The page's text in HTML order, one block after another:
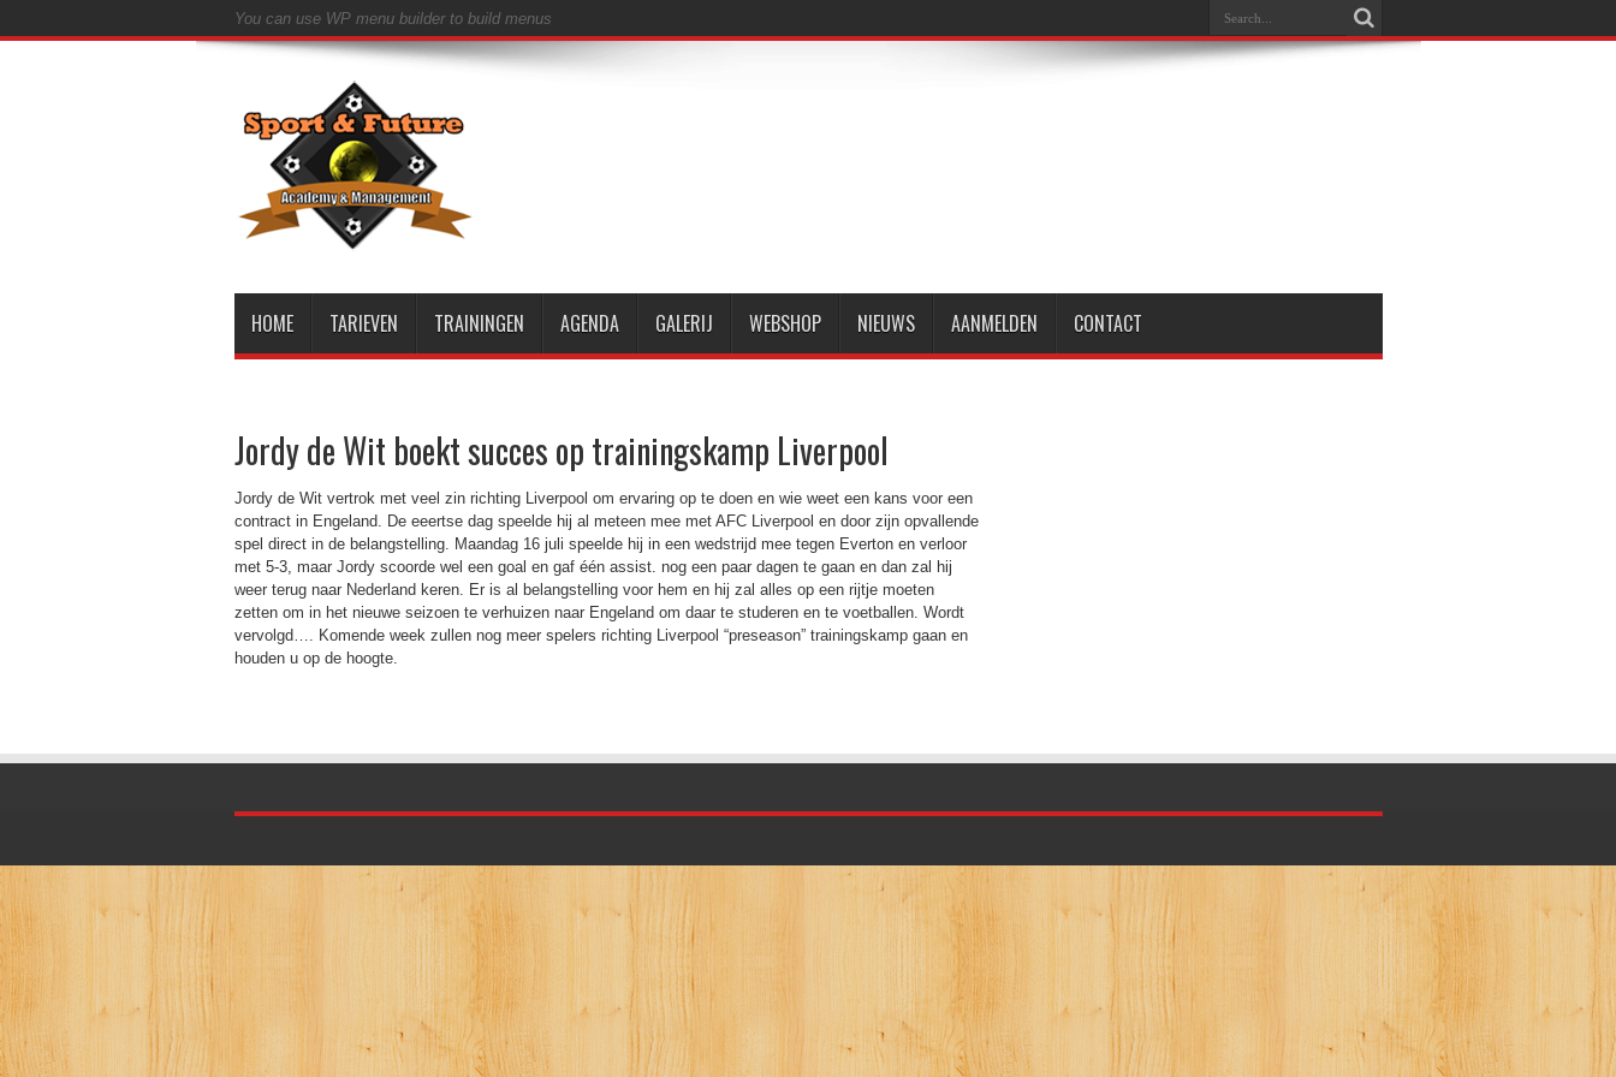
You can use WP menu builder to build menus
HOME TARIEVEN TRAININGEN AGENDA GALERIJ WEBSHOP NIEUWS AANMELDEN CONTACT
Jordy de Wit boekt succes op trainingskamp Liverpool
Jordy de Wit vertrok met veel zin richting Liverpool om ervaring op te doen en wie weet een kans voor een
contract in Engeland. De eeertse dag speelde hij al meteen mee met AFC Liverpool en door zijn opvallende
spel direct in de belangstelling. Maandag 16 juli speelde hij in een wedstrijd mee tegen Everton en verloor
met 5-3, maar Jordy scoorde wel een goal en gaf één assist. nog een paar dagen te gaan en dan zal hij
weer terug naar Nederland keren. Er is al belangstelling voor hem en hij zal alles op een rijtje moeten
zetten om in het nieuwe seizoen te verhuizen naar Engeland om daar te studeren en te voetballen. Wordt
vervolgd…. Komende week zullen nog meer spelers richting Liverpool “preseason” trainingskamp gaan en
houden u op de hoogte.